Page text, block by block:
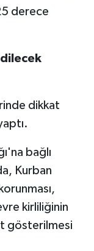
derece
dikkat
bağlı
Kurban
kirliliğinin
gösterilmesi